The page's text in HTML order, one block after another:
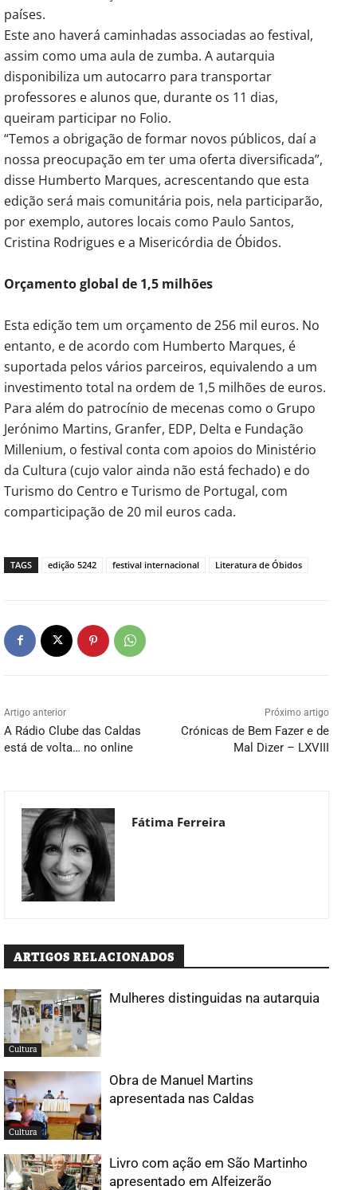
países.
Este ano haverá caminhadas associadas ao festival,
assim como uma aula de zumba. A autarquia
disponibiliza um autocarro para transportar
professores e alunos que, durante os 11 dias,
queiram participar no Folio.
“Temos a obrigação de formar novos públicos, daí a
nossa preocupação em ter uma oferta diversificada”,
disse Humberto Marques, acrescentando que esta
edição será mais comunitária pois, nela participarão,
por exemplo, autores locais como Paulo Santos,
Cristina Rodrigues e a Misericórdia de Óbidos.
Orçamento global de 1,5 milhões
Esta edição tem um orçamento de 256 mil euros. No
entanto, e de acordo com Humberto Marques, é
suportada pelos vários parceiros, equivalendo a um
investimento total na ordem de 1,5 milhões de euros.
Para além do patrocínio de mecenas como o Grupo
Jerónimo Martins, Granfer, EDP, Delta e Fundação
Millenium, o festival conta com apoios do Ministério
da Cultura (cujo valor ainda não está fechado) e do
Turismo do Centro e Turismo de Portugal, com
comparticipação de 20 mil euros cada.
TAGS edição 5242 festival internacional Literatura de Óbidos
Artigo anterior
A Rádio Clube das Caldas
está de volta… no online
Próximo artigo
Crónicas de Bem Fazer e de
Mal Dizer – LXVIII
Fátima Ferreira
ARTIGOS RELACIONADOS
Cultura
Mulheres distinguidas na autarquia
Cultura
Obra de Manuel Martins
apresentada nas Caldas
Livro com ação em São Martinho
apresentado em Alfeizerão